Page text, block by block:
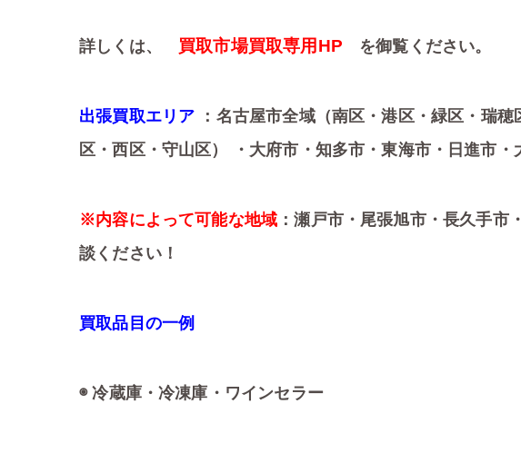
詳しくは、 買取市場買取専用HP を御覧ください。
出張買取エリア ：名古屋市全域（南区・港区・緑区・瑞
区・西区・守山区） ・大府市・知多市・東海市・日進市
※内容によって可能な地域 ：瀬戸市・尾張旭市・長久手
談ください！
買取品目の一例
◉ 冷蔵庫・冷凍庫・ワインセラー